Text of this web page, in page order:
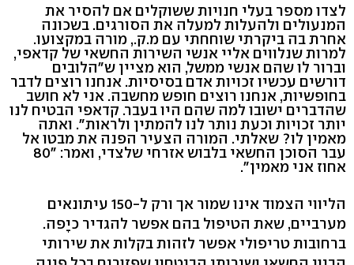
לצדו מספר בעלי חנויות ששוקלים אם להסיר את
המנעולים ולהעלות למעלה את הסורגים. בשכונה
אחרת בה ביקרתי שוחחתי עם מ.ק., מורה במקצועו.
למרות שנלווים אליי אנשי השירות החשאי של קדאפי,
וברור לו שהם אנשי ממשל, הוא מציין ש"הלובים
דורשים עכשיו זכויות אדם בסיסיות. אנחנו רוצים לדבר
בחופשיות, אנחנו רוצים חופש מחשבה. אני לא חושב
שהדברים ישובו למה שהם היו בעבר. קדאפי הבטיח לנו
יותר זכויות וכעת נותר לנו להמתין ולראות". ואתה
מאמין לו? שאלתי. המורה הצעיר הפנה את מבטו אל
עבר הסוכן החשאי בלבוש אזרחי שלצדי, ואמר: "80
אחוז אני מאמין".
הליווי הצמוד אינו שמור אך ורק ל-150 עיתונאים
מערביים, שאת הטיפול בהם אפשר להגדיר כיָפה.
ברחובות טריפולי אפשר לזהות בקלות את שירותי